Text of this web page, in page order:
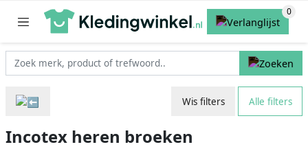
Wis filters Alle filters
Incotex heren broeken